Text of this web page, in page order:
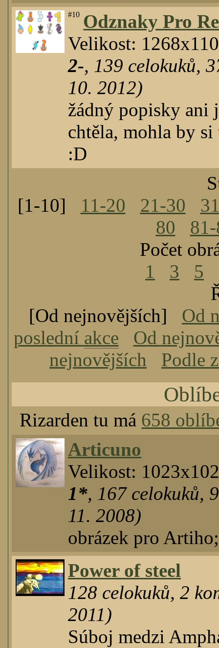
#10 Odznaky Pro Re
Velikost:
2-, 139 celokuků,
10. 2012)
žádný popisky ani
chtěla, mohla by
:D
[1-10] 11-20 21-30
80
Počet
1
3 5
[Od nejnovějších] Od
poslední akce
Od
nejnovějších
Podle
Rizarden tu má 658
Articuno
Velikost:
1*, 167celokuků, 9
11. 2008)
obrázek pro
Power of steel
128 celokuků,2
2011)
Súboj medzi